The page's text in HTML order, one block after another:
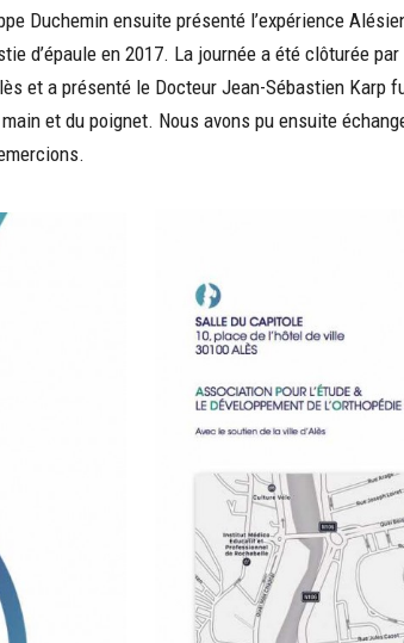
Duchemin ensuite présenté l’expérience
d’épaule en 2017. La journée a été clôturée
et a présenté le Docteur Jean-Sébastien Karp
et du poignet. Nous avons pu ensuite